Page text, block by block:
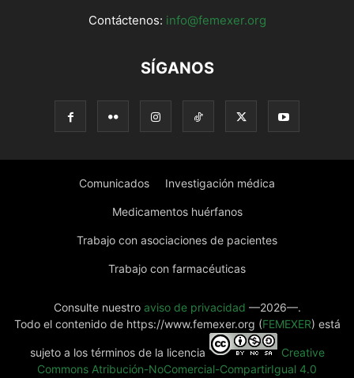
Contáctenos: info@femexer.org
SÍGANOS
Comunicados Investigación médica
Medicamentos huérfanos
Trabajo con asociaciones de pacientes
Trabajo con farmacéuticas
Consulte nuestro aviso de privacidad —2026—.
Todo el contenido de https://www.femexer.org (FEMEXER) está
sujeto a los términos de la licencia
Creative
Commons Atribución-NoComercial-CompartirIgual 4.0